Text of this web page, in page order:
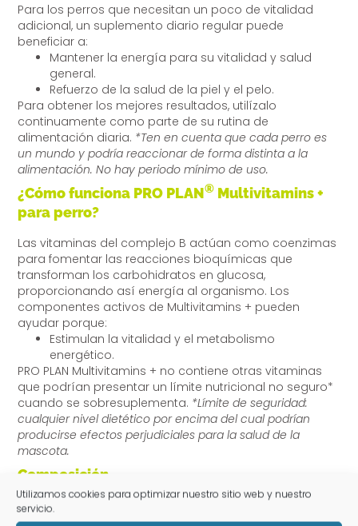
Utilizamos cookies para optimizar nuestro sitio web y nuestro
servicio.
Para los perros que necesitan un poco de vitalidad
adicional, un suplemento diario regular puede
beneficiar a:
Mantener la energía para su vitalidad y salud
general.
Refuerzo de la salud de la piel y el pelo.
Para obtener los mejores resultados, utilízalo
continuamente como parte de su rutina de
alimentación diaria. *Ten en cuenta que cada perro es
un mundo y podría reaccionar de forma distinta a la
alimentación. No hay periodo mínimo de uso.
¿Cómo funciona PRO PLAN® Multivitamins +
para perro?
Las vitaminas del complejo B actúan como coenzimas
para fomentar las reacciones bioquímicas que
transforman los carbohidratos en glucosa,
proporcionando así energía al organismo. Los
componentes activos de Multivitamins + pueden
ayudar porque:
Estimulan la vitalidad y el metabolismo
energético.
PRO PLAN Multivitamins + no contiene otras vitaminas
que podrían presentar un límite nutricional no seguro*
cuando se sobresuplementa. *Límite de seguridad:
cualquier nivel dietético por encima del cual podrían
producirse efectos perjudiciales para la salud de la
mascota.
Composición
Levadura de cerveza Sustancias minerales Hígado de
pollo deshidratado Aceite de colza refinado en polvo